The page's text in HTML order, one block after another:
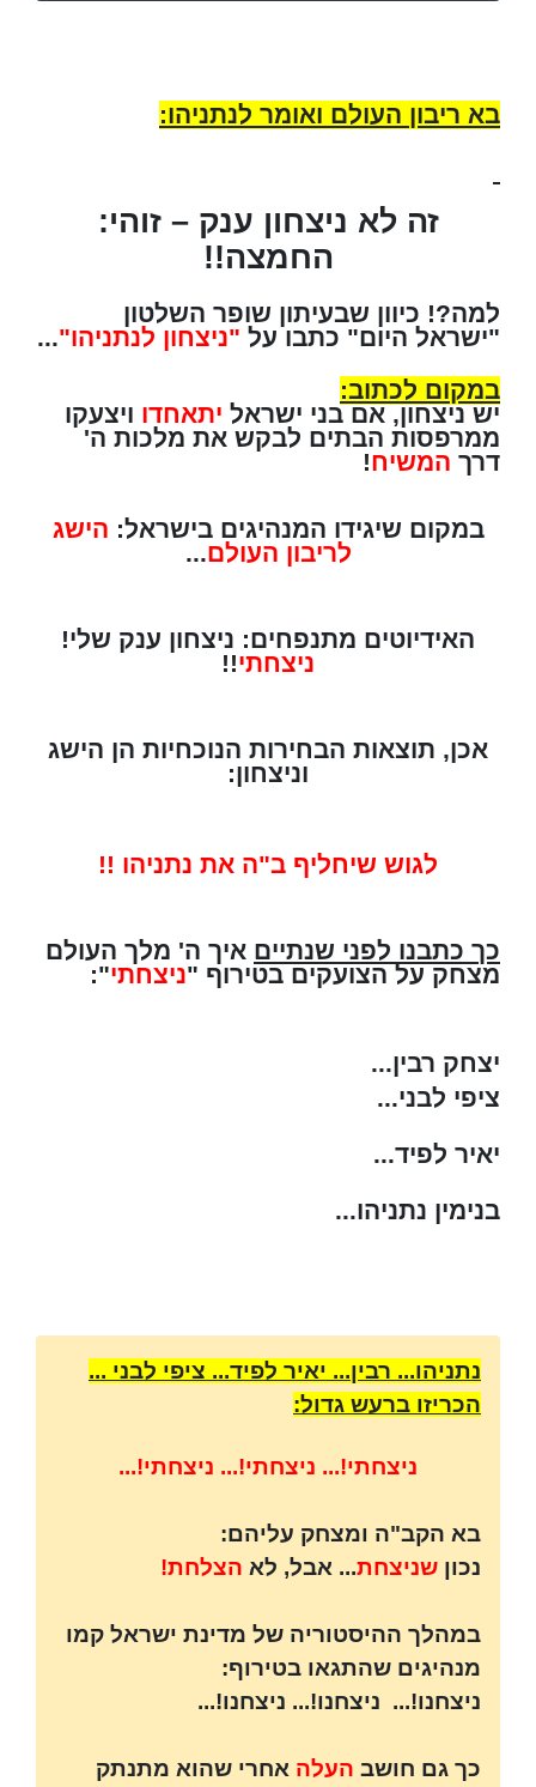
בא ריבון העולם ואומר לנתניהו:
זה לא ניצחון ענק – זוהי:
החמצה!!
למה?! כיוון שבעיתון שופר השלטון
"ישראל היום" כתבו על "ניצחון לנתניהו"...
במקום לכתוב:
יש ניצחון, אם בני ישראל יתאחדו ויצעקו
ממרפסות הבתים לבקש את מלכות ה'
דרך המשיח!
במקום שיגידו המנהיגים בישראל: הישג
לריבון העולם...
האידיוטים מתנפחים: ניצחון ענק שלי!
ניצחתי!!
אכן, תוצאות הבחירות הנוכחיות הן הישג
וניצחון:
לגוש שיחליף ב"ה את נתניהו !!
כך כתבנו לפני שנתיים איך ה' מלך העולם
מצחק על הצועקים בטירוף "ניצחתי":
יצחק רבין...
ציפי לבני...
יאיר לפיד...
בנימין נתניהו...
נתניהו... רבין... יאיר לפיד... ציפי לבני ...
הכריזו ברעש גדול:
ניצחתי!... ניצחתי!... ניצחתי!...
בא הקב"ה ומצחק עליהם:
נכון שניצחת... אבל, לא הצלחת!
במהלך ההיסטוריה של מדינת ישראל קמו
מנהיגים שהתגאו בטירוף:
ניצחנו!... ניצחנו!... ניצחנו!...
כך גם חושב העלה אחרי שהוא מתנתק